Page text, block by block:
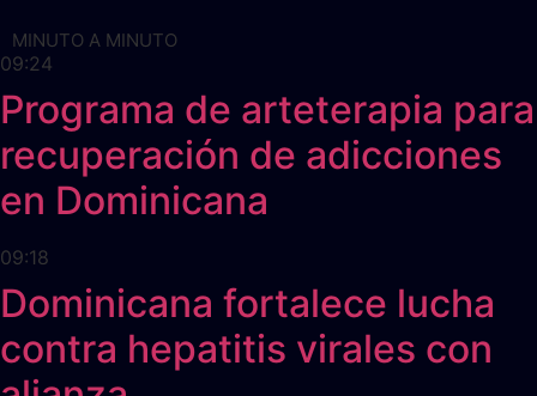
MINUTO A MINUTO
09:24
Programa de arteterapia para
recuperación de adicciones
en Dominicana
09:18
Dominicana fortalece lucha
contra hepatitis virales con